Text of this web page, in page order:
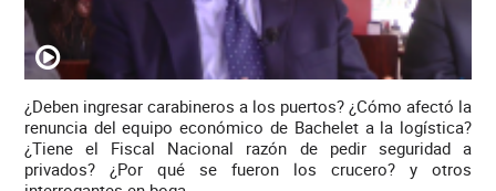
¿Deben ingresar carabineros a los puertos? ¿Cómo afectó la
renuncia del equipo económico de Bachelet a la logística?
¿Tiene el Fiscal Nacional razón de pedir seguridad a
privados? ¿Por qué se fueron los crucero? y otros